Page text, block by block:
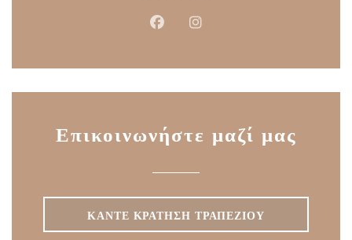
Facebook ((ανοίγει σε νέο
Instagram ((ανοίγει σε νέο
Επικοινωνήστε μαζί μας
ΚΆΝΤΕ ΚΡΆΤΗΣΗ ΤΡΑΠΕΖΙΟΎ